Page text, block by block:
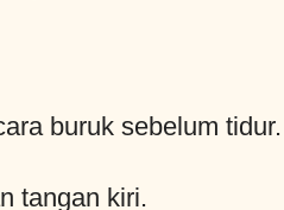
buruk sebelum tidur.
tangan kiri.